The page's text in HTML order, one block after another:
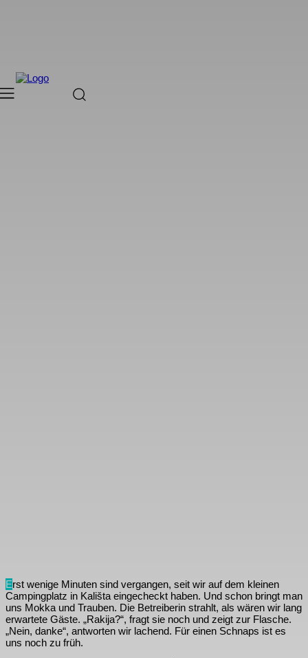
Erst wenige Minuten sind vergangen, seit wir auf dem kleinen
Campingplatz in Kališta eingecheckt haben. Und schon bringt man
uns Mokka und Trauben. Die Betreiberin strahlt, als wären wir lang
erwartete Gäste. „Rakija?“, fragt sie noch und zeigt zur Flasche.
„Nein, danke“, antworten wir lachend. Für einen Schnaps ist es
uns noch zu früh.